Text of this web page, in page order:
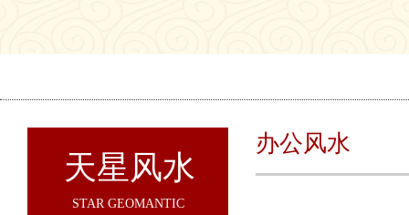
天星风水
STAR GEOMANTIC
办公风水